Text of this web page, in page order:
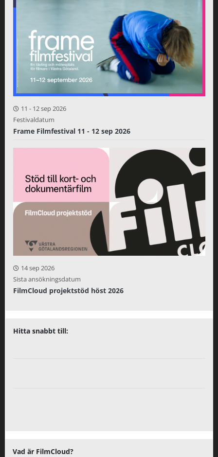
11 - 12 sep 2026
Festivaldatum
Frame Filmfestival 11 - 12 sep 2026
14 sep 2026
Sista ansökningsdatum
FilmCloud projektstöd höst 2026
Hitta snabbt till:
Vad är FilmCloud?